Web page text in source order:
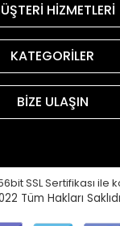
HİZMETLERİ
KATEGORİLER
BİZE ULAŞIN
SSL Sertifikası ile
Tüm Hakları